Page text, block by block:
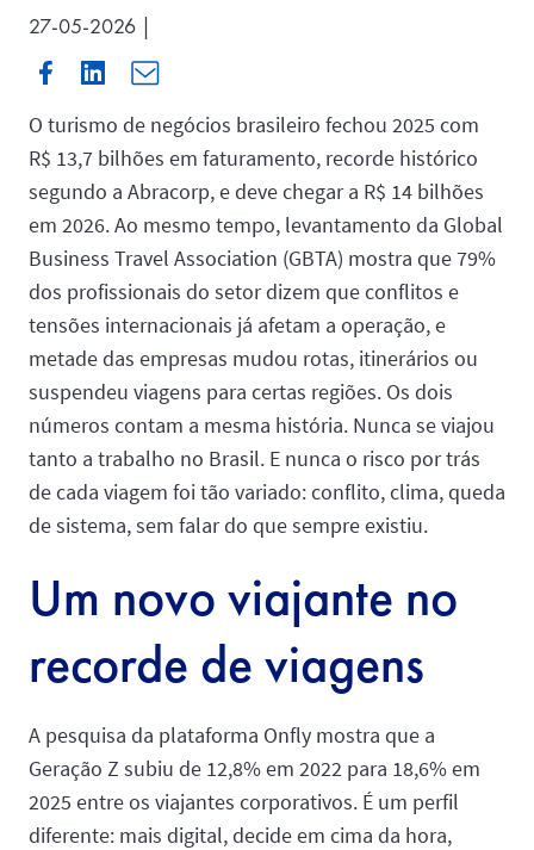
27-05-2026 |
O turismo de negócios brasileiro fechou 2025 com
R$ 13,7 bilhões em faturamento, recorde histórico
segundo a Abracorp, e deve chegar a R$ 14 bilhões
em 2026. Ao mesmo tempo, levantamento da Global
Business Travel Association (GBTA) mostra que 79%
dos profissionais do setor dizem que conflitos e
tensões internacionais já afetam a operação, e
metade das empresas mudou rotas, itinerários ou
suspendeu viagens para certas regiões. Os dois
números contam a mesma história. Nunca se viajou
tanto a trabalho no Brasil. E nunca o risco por trás
de cada viagem foi tão variado: conflito, clima, queda
de sistema, sem falar do que sempre existiu.
Um novo viajante no
recorde de viagens
A pesquisa da plataforma Onfly mostra que a
Geração Z subiu de 12,8% em 2022 para 18,6% em
2025 entre os viajantes corporativos. É um perfil
diferente: mais digital, decide em cima da hora,